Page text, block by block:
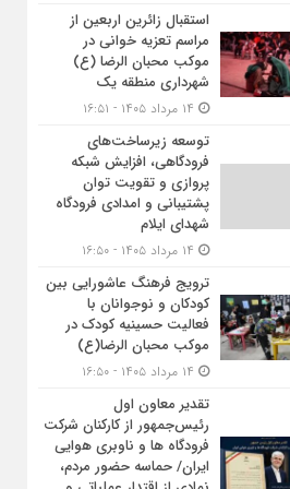
استقبال زائرین اربعین از
مراسم تعزیه خوانی در
موکب محبان الرضا (ع)
شهرداری منطقه یک
توسعه زیرساخت‌های
فرودگاهی، افزایش شبکه
پروازی و تقویت توان
پشتیبانی و امدادی فرودگاه
شهدای ایلام
ترویج فرهنگ عاشورایی بین
کودکان و نوجوانان با
فعالیت حسینیه کودک در
موکب محبان الرضا(ع)
تقدیر معاون اول
رئیس‌جمهور از کارکنان شرکت
فرودگاه ها و ناوبری هوایی
ایران/ حماسه حضور مردم،